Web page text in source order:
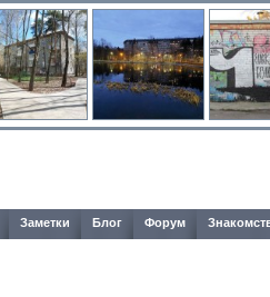
Заметки Блог Форум